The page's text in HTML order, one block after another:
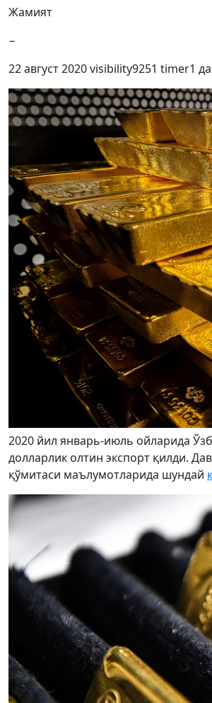
Жамият
−
22 август 2020visibility9251 timer1
2020 йил январь-июль ойларида
долларлик олтин экспорт қилди.
қўмитаси маълумотларида шундай